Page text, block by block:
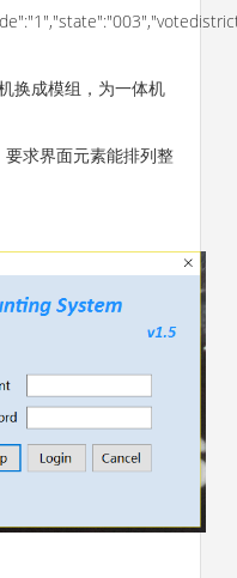
换成模组，为一体机
求界面元素能排列整